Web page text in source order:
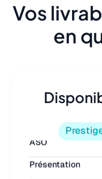
Vos
en
ASO
Présentation